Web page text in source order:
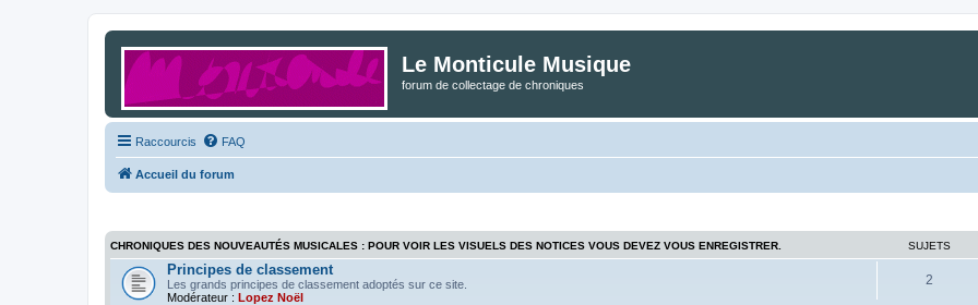
Le Monticule Musique
forum de collectage de chroniques
Raccourcis FAQ
Accueil du forum
CHRONIQUES DES NOUVEAUTÉS MUSICALES : POUR VOIR LES VISUELS DES NOTICES VOUS DEVEZ VOUS ENREGISTRER. SUJETS
Principes de classement
Les grands principes de classement adoptés sur ce site.
Modérateur : Lopez Noël
2